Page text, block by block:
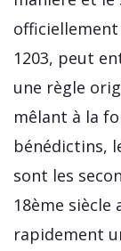
1203, peut
une règle
mêlant à la
bénédictins,
sont les
18ème
rapidement